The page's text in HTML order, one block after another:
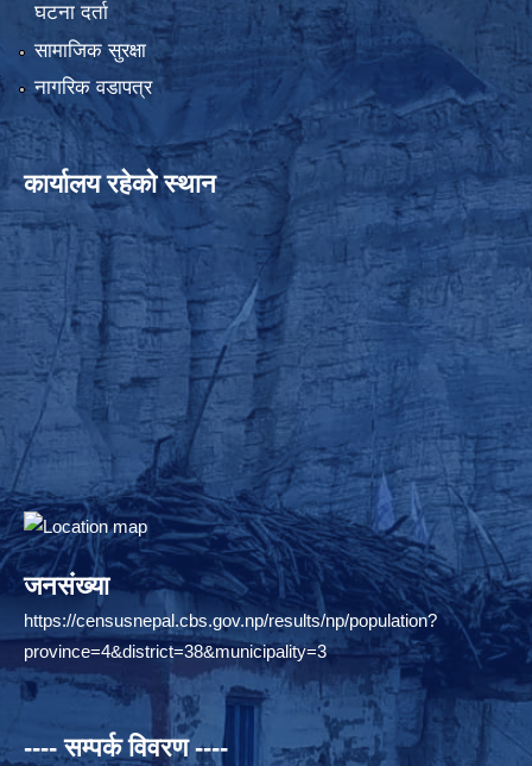
घटना दर्ता
सामाजिक सुरक्षा
नागरिक वडापत्र
कार्यालय रहेको स्थान
जनसंख्या
https://censusnepal.cbs.gov.np/results/np/population?
province=4&district=38&municipality=3
---- सम्पर्क विवरण ----